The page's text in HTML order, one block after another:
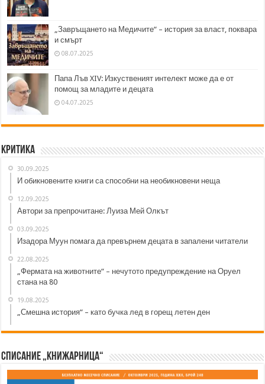
„Завръщането на Медичите“ – история за власт, поквара
и смърт
08.07.2025
Папа Лъв XIV: Изкуственият интелект може да е от
помощ за младите и децата
04.07.2025
Критика
30.09.2025
И обикновените книги са способни на необикновени неща
12.09.2025
Автори за препрочитане: Луиза Мей Олкът
03.09.2025
Изадора Муун помага да превърнем децата в запалени читатели
22.08.2025
„Фермата на животните“ – нечутото предупреждение на Оруел
стана на 80
19.08.2025
„Смешна история“ – като бучка лед в горещ летен ден
Списание „Книжарница“